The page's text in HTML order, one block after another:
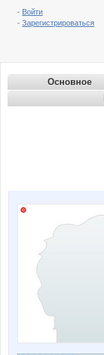
- Войти
- Зарегистрироваться
Основное